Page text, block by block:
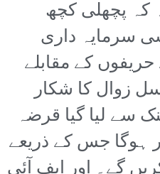
کہ پچھلی کچھ
سرمایہ داری
کے مقابلے
زوال کا شکار
سے لیا گیا قرضہ
ہوگا جس کے ذریعے